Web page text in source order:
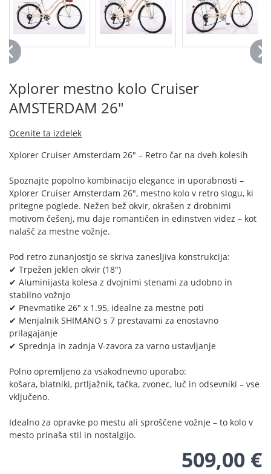
Xplorer mestno kolo Cruiser
AMSTERDAM 26"
Ocenite ta izdelek
Xplorer Cruiser Amsterdam 26" – Retro čar na dveh kolesih
Spoznajte popolno kombinacijo elegance in uporabnosti –
Xplorer Cruiser Amsterdam 26", mestno kolo v retro slogu, ki
pritegne poglede. Nežen bež okvir, okrašen z drobnimi
motivom češenj, mu daje romantičen in edinstven videz – kot
nalašč za mestne vožnje.
Pod retro zunanjostjo se skriva zanesljiva konstrukcija:
✔ Trpežen jeklen okvir (18")
✔ Aluminijasta kolesa z dvojnimi stenami za udobno in
stabilno vožnjo
✔ Pnevmatike 26" x 1.95, idealne za mestne poti
✔ Menjalnik SHIMANO s 7 prestavami za enostavno
prilagajanje
✔ Sprednja in zadnja V-zavora za varno ustavljanje
Polno opremljeno za vsakodnevno uporabo:
košara, blatniki, prtljažnik, tačka, zvonec, luč in odsevniki – vse
vključeno.
Idealno za opravke po mestu ali sproščene vožnje – to kolo v
mesto prinaša stil in nostalgijo.
509,00 €